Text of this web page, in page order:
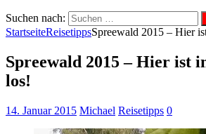
Suchen nach:
StartseiteReisetippsSpreewald 2015 – Hier
Spreewald 2015 – Hier ist
los!
14. Januar 2015 Michael Reisetipps 0